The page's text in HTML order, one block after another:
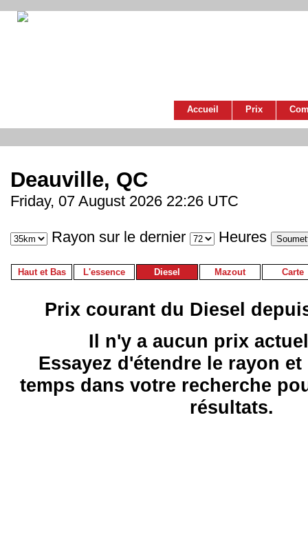
Accueil Prix
Deauville, QC
Friday, 07 August 2026 22:26 UTC
Rayon sur le dernier Heures
Haut et Bas L'essence Diesel Mazout Carte
Prix courant du Diesel
Il n'y a aucun prix
Essayez d'étendre le rayon
temps dans votre recherche
résultats.